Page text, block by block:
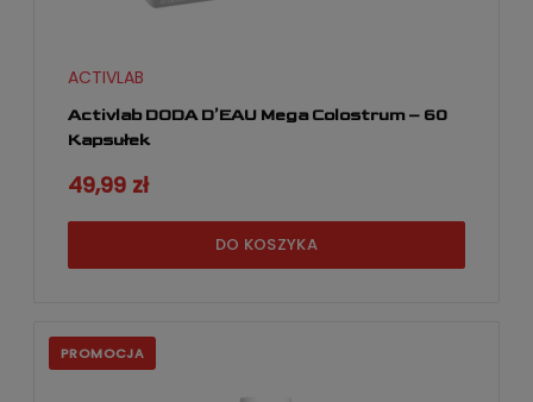
Activlab DODA D’EAU Mega Colostrum – 60
Kapsułek
ACTIVLAB
49,99 zł
DO KOSZYKA
PROMOCJA